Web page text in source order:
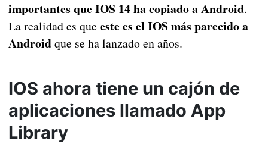
importantes que IOS 14 ha copiado a Android.
La realidad es que este es el IOS más parecido a
Androidque se ha lanzado en años.
IOS ahora tiene un cajón de
aplicaciones llamado App
Library